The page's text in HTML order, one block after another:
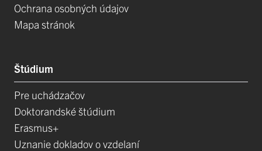
Ochrana osobných údajov
Mapa stránok
Štúdium
Pre uchádzačov
Doktorandské štúdium
Erasmus+
Uznanie dokladov o vzdelaní